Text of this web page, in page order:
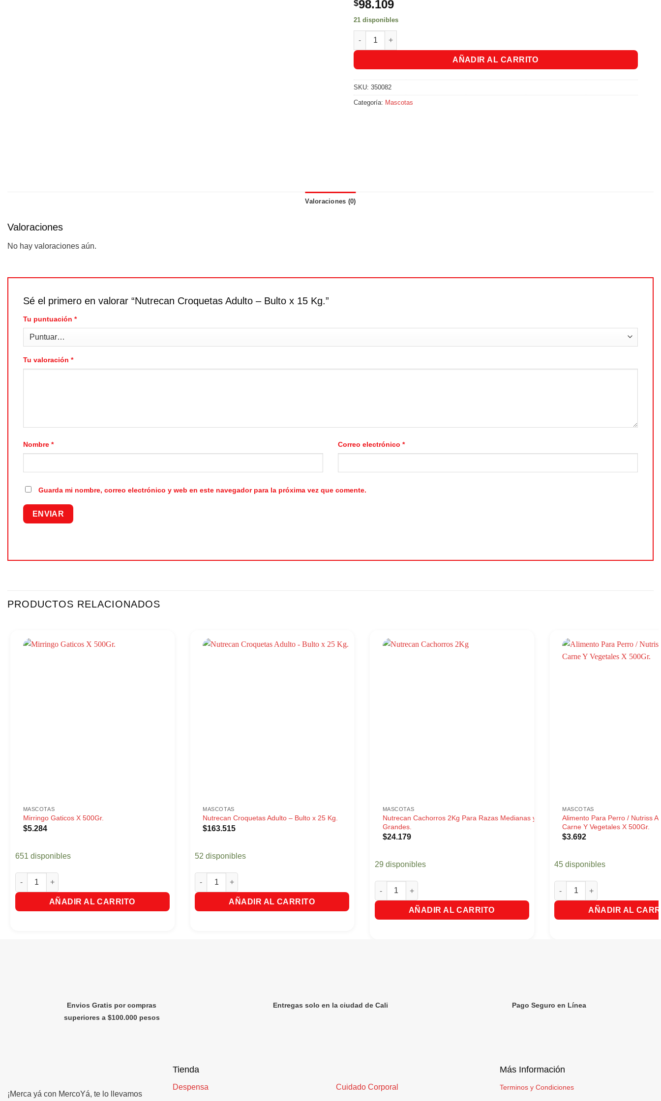
$98.109
21 disponibles
Nutrecan Croquetas Adulto - Bulto x 15 Kg. cantidad
AÑADIR AL CARRITO
SKU:350082
Categoría: Mascotas
Valoraciones (0)
Valoraciones
No hay valoraciones aún.
Sé el primero en valorar “Nutrecan Croquetas Adulto – Bulto x 15 Kg.”
Tu puntuación *
Tu valoración *
Nombre * Correo electrónico *
Guarda mi nombre, correo electrónico y web en este navegador para la próxima vez que comente.
PRODUCTOS RELACIONADOS
MASCOTAS
Mirringo Gaticos X 500Gr.
$5.284
651 disponibles
Mirringo Gaticos X 500Gr. cantidad
AÑADIR AL CARRITO
MASCOTAS
Nutrecan Croquetas Adulto – Bulto x 25 Kg.
$163.515
52 disponibles
Nutrecan Croquetas Adulto - Bulto x 25 Kg. cantidad
AÑADIR AL CARRITO
MASCOTAS
Nutrecan Cachorros 2Kg Para Razas Medianas y
Grandes.
$24.179
29 disponibles
Nutrecan Cachorros 2Kg Para Razas Medianas y Grandes. cantidad
AÑADIR AL CARRITO
MASCOTAS
Alimento Para Perro / Nutriss
Carne Y Vegetales X 500Gr.
$3.692
45 disponibles
Alimento Para Perro / Nutriss
AÑADIR AL
Envios Gratis por compras
superiores a $100.000 pesos
Entregas solo en la ciudad de Cali Pago Seguro en Línea
¡Merca yá con MercoYá, te lo llevamos
Tienda
Despensa Cuidado Corporal
Más Información
Terminos y Condiciones